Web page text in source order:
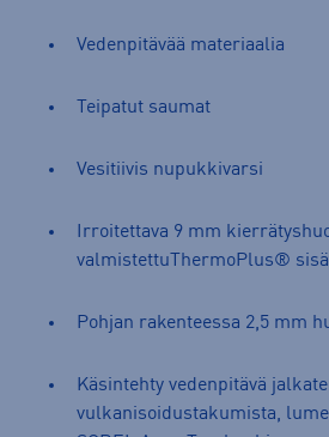
Vedenpitävää materiaalia
Teipatut saumat
Vesitiivis nupukkivarsi
Irroitettava 9 mm
valmistettuThermoPlus®
Pohjan rakenteessa 2,5 mm
Käsintehty vedenpitävä
vulkanisoidustakumista,